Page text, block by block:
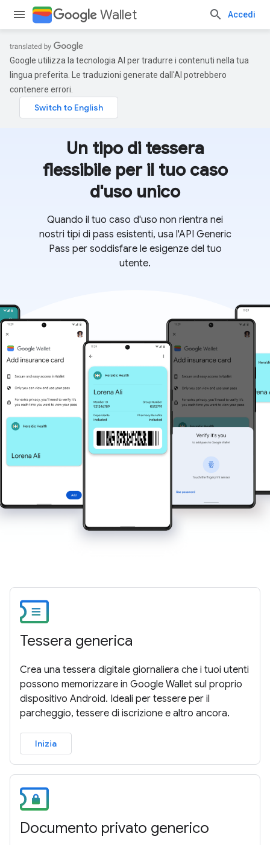
Wallet Accedi
Google utilizza la tecnologia AI per tradurre i contenuti nella tua
lingua preferita. Le traduzioni generate dall'AI potrebbero
contenere errori.
Un tipo di tessera
flessibile per il tuo caso
d'uso unico
Quando il tuo caso d'uso non rientra nei
nostri tipi di pass esistenti, usa l'API Generic
Pass per soddisfare le esigenze del tuo
utente.
Tessera generica
Crea una tessera digitale giornaliera che i tuoi utenti
possono memorizzare in Google Wallet sul proprio
dispositivo Android. Ideali per tessere per il
parcheggio, tessere di iscrizione e altro ancora.
Inizia
Documento privato generico